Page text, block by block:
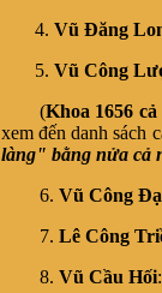
4. Vũ Đăng
5. Vũ Công
(Khoa 1656
xem đến danh sách
làng" bằng nửa cả
6. Vũ Công
7. Lê Công
8. Vũ Cầu Hối